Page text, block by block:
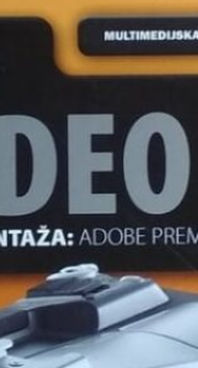
ANTROPOLOGIJA
PSIHOLOGIJA,